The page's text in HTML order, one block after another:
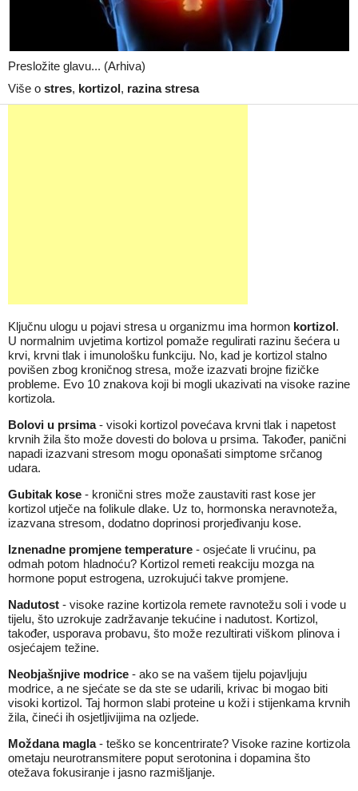
Presložite glavu... (Arhiva)
Više o stres, kortizol, razina stresa
Ključnu ulogu u pojavi stresa u organizmu ima hormon kortizol.
U normalnim uvjetima kortizol pomaže regulirati razinu šećera u
krvi, krvni tlak i imunološku funkciju. No, kad je kortizol stalno
povišen zbog kroničnog stresa, može izazvati brojne fizičke
probleme. Evo 10 znakova koji bi mogli ukazivati na visoke razine
kortizola.
Bolovi u prsima- visoki kortizol povećava krvni tlak i napetost
krvnih žila što može dovesti do bolova u prsima. Također, panični
napadi izazvani stresom mogu oponašati simptome srčanog
udara.
Gubitak kose - kronični stres može zaustaviti rast kose jer
kortizol utječe na folikule dlake. Uz to, hormonska neravnoteža,
izazvana stresom, dodatno doprinosi prorjeđivanju kose.
Iznenadne promjene temperature - osjećate li vrućinu, pa
odmah potom hladnoću? Kortizol remeti reakciju mozga na
hormone poput estrogena, uzrokujući takve promjene.
Nadutost - visoke razine kortizola remete ravnotežu soli i vode u
tijelu, što uzrokuje zadržavanje tekućine i nadutost. Kortizol,
također, usporava probavu, što može rezultirati viškom plinova i
osjećajem težine.
Neobjašnjive modrice - ako se na vašem tijelu pojavljuju
modrice, a ne sjećate se da ste se udarili, krivac bi mogao biti
visoki kortizol. Taj hormon slabi proteine u koži i stijenkama krvnih
žila, čineći ih osjetljivijima na ozljede.
Moždana magla- teško se koncentrirate? Visoke razine kortizola
ometaju neurotransmitere poput serotonina i dopamina što
otežava fokusiranje i jasno razmišljanje.